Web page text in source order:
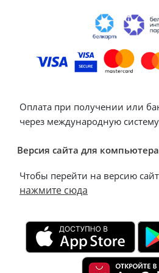
Оплата при получении или
через международную
Версия сайта для компьютера
Чтобы перейти на версию
нажмите сюда